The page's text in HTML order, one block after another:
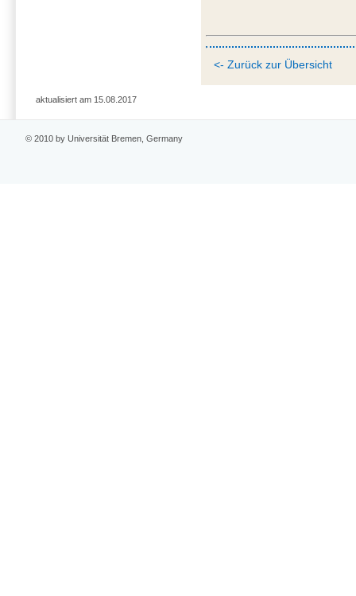
<- Zurück zur Übersicht
aktualisiert am 15.08.2017
© 2010 by Universität Bremen, Germany